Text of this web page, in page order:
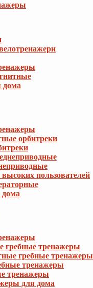
дома
орбитреки
пользователей
гребные тренажеры
гребные тренажеры
тренажеры
тренажеры
для дома